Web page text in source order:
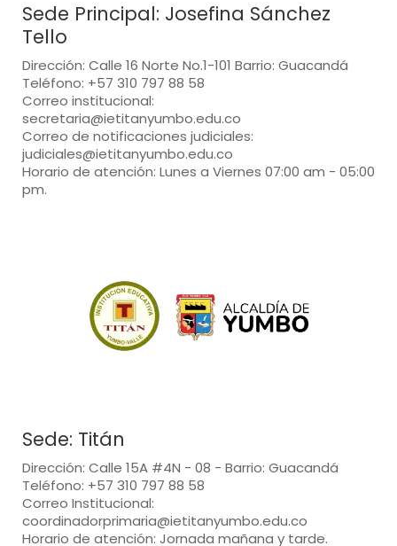
Sede Principal: Josefina Sánchez
Tello
Dirección: Calle 16 Norte No.1-101 Barrio: Guacandá
Teléfono: +57 310 797 88 58
Correo institucional:
secretaria@ietitanyumbo.edu.co
Correo de notificaciones judiciales:
judiciales@ietitanyumbo.edu.co
Horario de atención: Lunes a Viernes 07:00 am - 05:00
pm.
Sede: Titán
Dirección: Calle 15A #4N - 08 - Barrio: Guacandá
Teléfono: +57 310 797 88 58
Correo Institucional:
coordinadorprimaria@ietitanyumbo.edu.co
Horario de atención: Jornada mañana y tarde.